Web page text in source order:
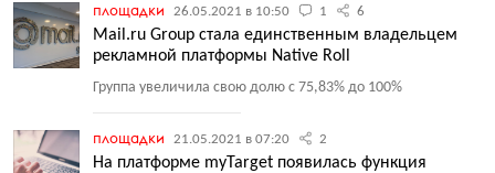
площадки 26.05.2021 в 10:50 1 6
Mail.ru Group стала единственным владельцем
рекламной платформы Native Roll
Группа увеличила свою долю с 75,83% до 100%
площадки 21.05.2021 в 07:20 2
На платформе myTarget появилась функция